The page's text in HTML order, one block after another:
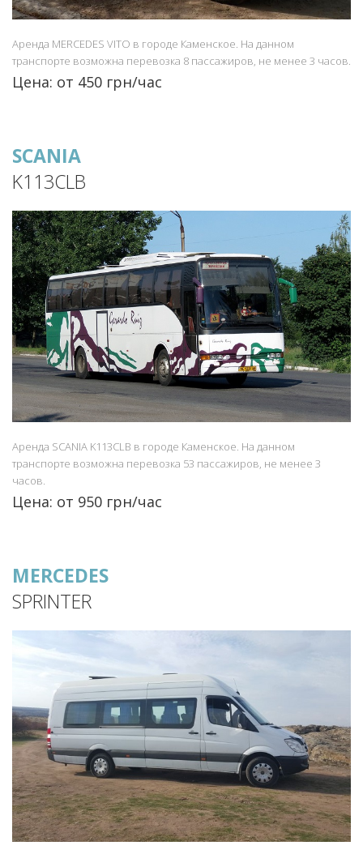
Аренда MERCEDES VITO в городе Каменское. На данном
транспорте возможна перевозка 8 пассажиров, не менее 3 часов.
Цена: от 450 грн/час
SCANIA
K113CLB
Аренда SCANIA K113CLB в городе Каменское. На данном
транспорте возможна перевозка 53 пассажиров, не менее 3
часов.
Цена: от 950 грн/час
MERCEDES
SPRINTER